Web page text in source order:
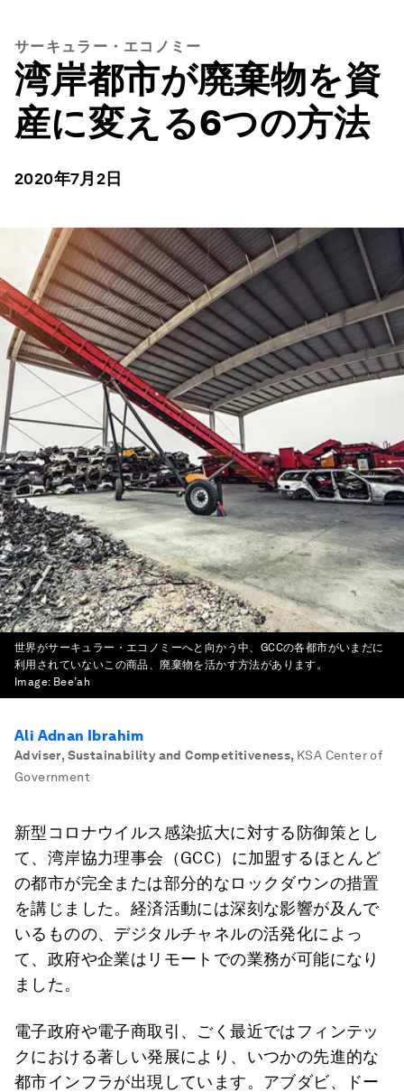
サーキュラー・エコノミー
湾岸都市が廃棄物を資
産に変える6つの方法
2020年7月2日
世界がサーキュラー・エコノミーへと向かう中、GCCの各都市がいまだに
利用されていないこの商品、廃棄物を活かす方法があります。
Image: Bee’ah
Ali Adnan Ibrahim
Adviser, Sustainability and Competitiveness, KSA Center of
Government
新型コロナウイルス感染拡大に対する防御策とし
て、湾岸協力理事会（GCC）に加盟するほとんど
の都市が完全または部分的なロックダウンの措置
を講じました。経済活動には深刻な影響が及んで
いるものの、デジタルチャネルの活発化によっ
て、政府や企業はリモートでの業務が可能になり
ました。
電子政府や電子商取引、ごく最近ではフィンテッ
クにおける著しい発展により、いつかの先進的な
都市インフラが出現しています。アブダビ、ドー